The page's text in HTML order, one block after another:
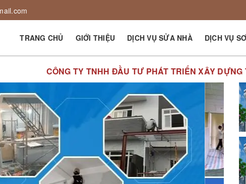
TRANG CHỦ GIỚI THIỆU DỊCH VỤ SỬA NHÀ DỊCH VỤ
TNHH ĐẦU TƯ PHÁT TRIỂN XÂY DỰNG THĂNG TIẾN XIN